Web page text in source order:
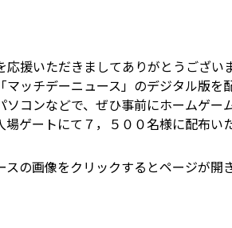
援いただきましてありがとうございま
ッチデーニュース」のデジタル版を
コンなどで、ぜひ事前にホームゲー
ゲートにて７，５００名様に配布い
の画像をクリックするとページが開き